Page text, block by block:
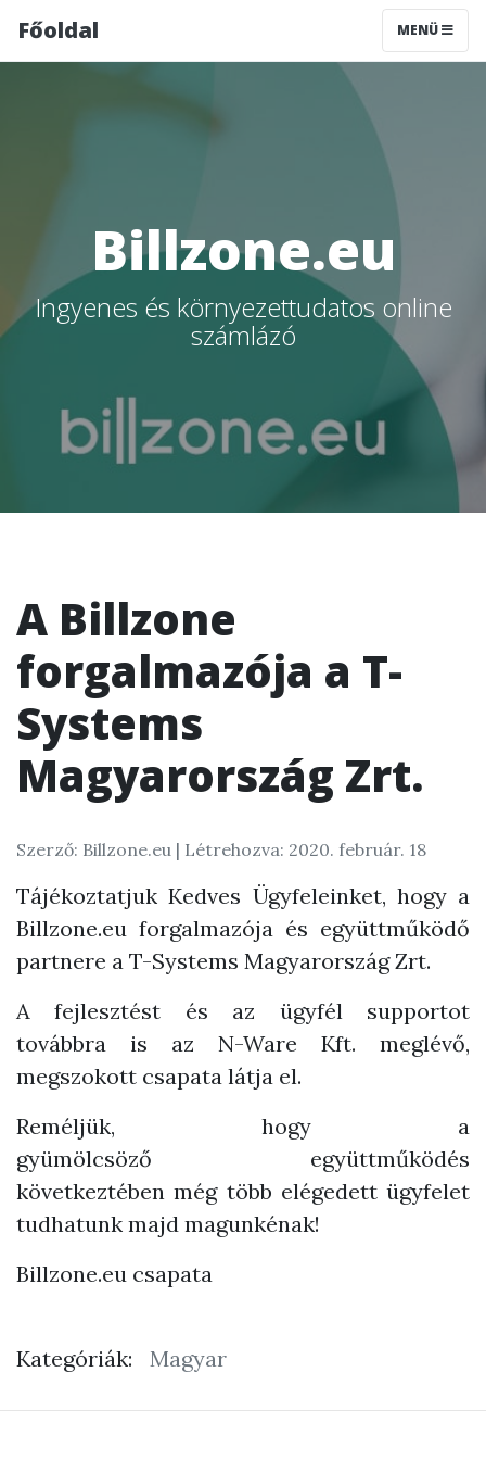
Főoldal MENÜ
Billzone.eu
Ingyenes és környezettudatos online
számlázó
A Billzone
forgalmazója a T-
Systems
Magyarország Zrt.
Szerző: Billzone.eu | Létrehozva: 2020. február. 18
Tájékoztatjuk Kedves Ügyfeleinket, hogy a
Billzone.eu forgalmazója és együttműködő
partnere a T-Systems Magyarország Zrt.
A fejlesztést és az ügyfél supportot
továbbra is az N-Ware Kft. meglévő,
megszokott csapata látja el.
Reméljük, hogy a
gyümölcsöző együttműködés
következtében még több elégedett ügyfelet
tudhatunk majd magunkénak!
Billzone.eu csapata
Kategóriák: Magyar